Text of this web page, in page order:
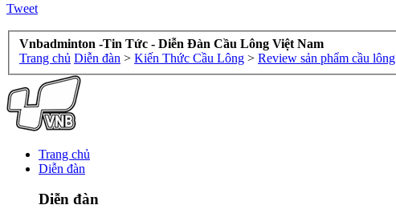
Tweet
Vnbadminton -Tin Tức - Diễn Đàn Cầu Lông Việt Nam
Trang chủ Diễn đàn > Kiến Thức Cầu Lông > Review sản phẩm cầu lông
Trang chủ
Diễn đàn
Diễn đàn